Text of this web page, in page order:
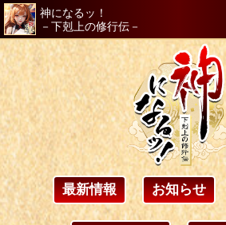
神になるッ！
－下剋上の修行伝－
最新情報 お知らせ